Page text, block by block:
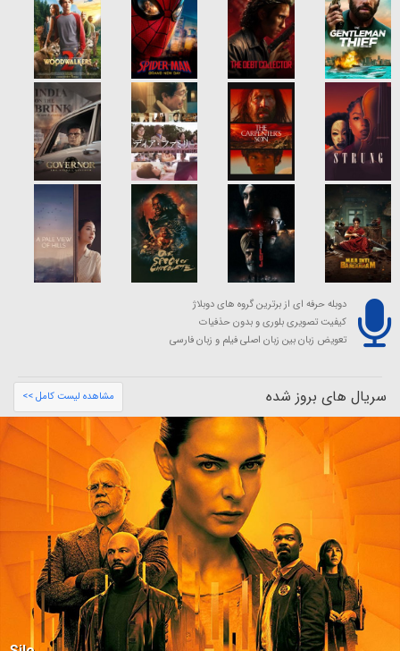
دوبله حرفه ای از برترین گروه های دوبلاژ
کیفیت تصویری بلوری و بدون حذفیات
تعویض زبان بین زبان اصلی فیلم و زبان فارسی
سریال های بروز شده مشاهده لیست کامل >>